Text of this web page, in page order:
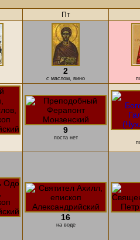
Пт
2
с маслом, вино
9
поста нет
16
на воде